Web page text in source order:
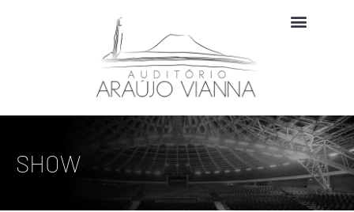
SHOW